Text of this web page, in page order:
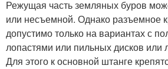
Режущая часть земляных буров
или несъемной. Однако разъемное
допустимо только на вариантах с
лопастями или пильных дисков или
Для этого к основной штанге